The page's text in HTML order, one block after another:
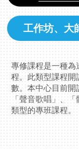
工作坊、大
專修課程是一種為
程。此類型課程開
數。本中心目前開
「聲音歌唱」、
類型的專班課程。